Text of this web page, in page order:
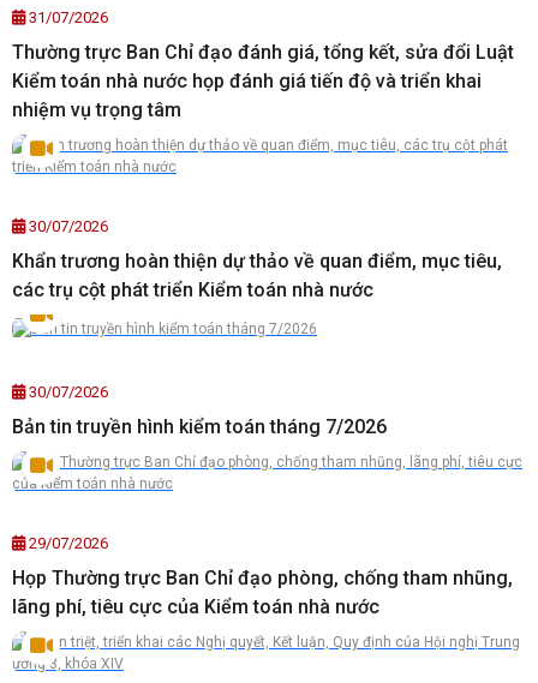
31/07/2026
Thường trực Ban Chỉ đạo đánh giá, tổng kết, sửa đổi Luật
Kiểm toán nhà nước họp đánh giá tiến độ và triển khai
nhiệm vụ trọng tâm
30/07/2026
Khẩn trương hoàn thiện dự thảo về quan điểm, mục tiêu,
các trụ cột phát triển Kiểm toán nhà nước
30/07/2026
Bản tin truyền hình kiểm toán tháng 7/2026
29/07/2026
Họp Thường trực Ban Chỉ đạo phòng, chống tham nhũng,
lãng phí, tiêu cực của Kiểm toán nhà nước